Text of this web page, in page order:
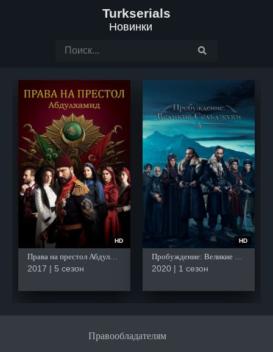
Turkserials
Новинки
HD
Права на престол Абдулхамид
2017 | 5 сезон
HD
Пробуждение: Великие Сельджуки
2020 | 1 сезон
Правообладателям